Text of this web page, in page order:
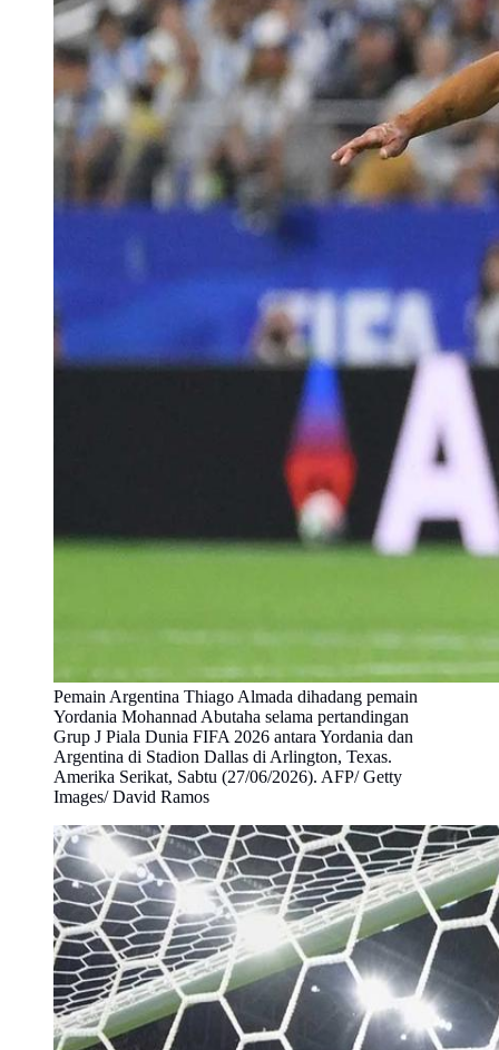
Pemain Argentina Thiago Almada dihadang pemain
Yordania Mohannad Abutaha selama pertandingan
Grup J Piala Dunia FIFA 2026 antara Yordania dan
Argentina di Stadion Dallas di Arlington, Texas.
Amerika Serikat, Sabtu (27/06/2026). AFP/ Getty
Images/ David Ramos